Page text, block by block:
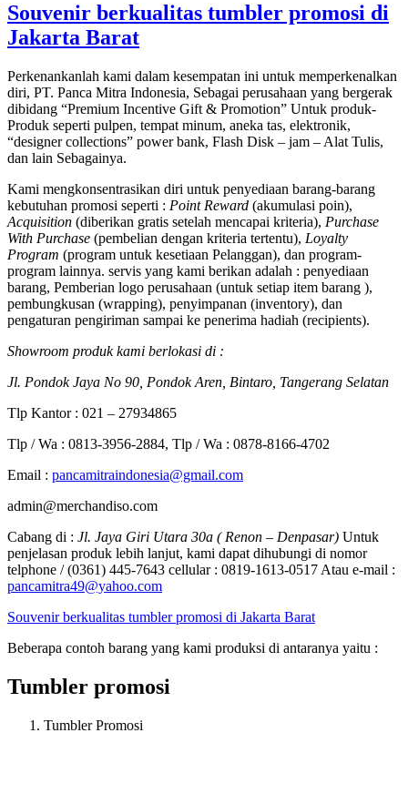
Souvenir berkualitas tumbler promosi di
Jakarta Barat
Perkenankanlah kami dalam kesempatan ini untuk memperkenalkan
diri, PT. Panca Mitra Indonesia, Sebagai perusahaan yang bergerak
dibidang “Premium Incentive Gift & Promotion” Untuk produk-
Produk seperti pulpen, tempat minum, aneka tas, elektronik,
“designer collections” power bank, Flash Disk – jam – Alat Tulis,
dan lain Sebagainya.
Kami mengkonsentrasikan diri untuk penyediaan barang-barang
kebutuhan promosi seperti : Point Reward (akumulasi poin),
Acquisition (diberikan gratis setelah mencapai kriteria), Purchase
With Purchase (pembelian dengan kriteria tertentu), Loyalty
Program (program untuk kesetiaan Pelanggan), dan program-
program lainnya. servis yang kami berikan adalah : penyediaan
barang, Pemberian logo perusahaan (untuk setiap item barang ),
pembungkusan (wrapping), penyimpanan (inventory), dan
pengaturan pengiriman sampai ke penerima hadiah (recipients).
Showroom produk kami berlokasi di :
Jl. Pondok Jaya No 90, Pondok Aren, Bintaro, Tangerang Selatan
Tlp Kantor : 021 – 27934865
Tlp / Wa : 0813-3956-2884, Tlp / Wa : 0878-8166-4702
Email : pancamitraindonesia@gmail.com
admin@merchandiso.com
Cabang di : Jl. Jaya Giri Utara 30a ( Renon – Denpasar) Untuk
penjelasan produk lebih lanjut, kami dapat dihubungi di nomor
telphone / (0361) 445-7643 cellular : 0819-1613-0517 Atau e-mail :
pancamitra49@yahoo.com
Souvenir berkualitas tumbler promosi di Jakarta Barat
Beberapa contoh barang yang kami produksi di antaranya yaitu :
Tumbler promosi
Tumbler Promosi